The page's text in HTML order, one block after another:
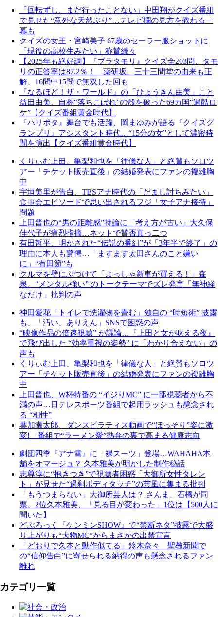
「回転ずし、まだ行ったことない」中田翔がクイズ番組
で見せた“意外な天然ぶり”…テレビ欄の見方を教わる一
幕も
クイズの女王・宮崎美子 67歳のセーラー服ショットに
「現役の高校生みたい」称賛続々
【2025年も絶好調】『ブラタモリ』クイズ全203問、タモ
リの正答率は87.2％！ 薬研坂、三十三間堂の由来も正
解、16問中15問で無双した回も
『なるほど！ザ・ワールド』の「ひょうきん由美」こと
益田由美、自称“落ちこぼれ”の殻を破った69カ国“過酷ロ
ケ”【クイズ番組黄金時代】
『ハリポタ』舞台でも活躍、岡まゆみが語る『クイズグ
ランプリ』アシスタント時代…“15分の女”として濃密時
間を演出【クイズ番組黄金時代】
くりぃむ上田、亀梨和也を「律儀な人」と絶賛もソロツ
アー「チケット販売直後」の結婚発表にファンの複雑胸
中
宇垣美里が告白、TBSアナ時代の「だまし討ちみたい」
食事会エピソードで思い出されるフジ「女子アナ接待」
問題
上田晋也の“男の距離感”持論に「考え方が古い」大久保
佳代子が痛烈指摘…ネットで賛否真っ二つ
有田哲平、明かされた“伝説の番組”が「3年半で終了」の
理由に本人も驚愕…「ますます太田さんのこと嫌い
に」“有田節”も
クルマを壁にぶつけて「よっしゃ新車が買える！」森
泉、“メンタル強い” のトークテーマでズレ発言「無神経
なだけ」批判の声
神田愛花「トイレで洗濯物を畳む」独自の “時短術” 披露
も、「汚い、ありえん」SNSで困惑の声
“映像作品の倍速視聴” が議論…『上田と女が吠える夜』
で飛び出した “効率重視の姿勢” に「わかり合えない」の
声も
くりぃむ上田、亀梨和也を「律儀な人」と絶賛もソロツ
アー「チケット販売直後」の結婚発表にファンの複雑胸
中
上田晋也、W杯特番の “イジりMC” に一部視聴者から不
満の声…日テレスポーツ番組で起用ラッシュも懸念され
る “相性”
葉加瀬太郎、ダンスピラティス動画で“ほっそり”姿に激
変! 番組で“ラーメン愛”熱弁の裏で高まる健康志向
劇団四季『アナ雪』に「裸スーツ」登場…WAHAHA本
舗をオマージュ？ 久本雅美が明かした制作秘話
志尊淳に“抱きつき”で視聴者困惑「大御所女性タレン
ト」が見せた“過剰ボディタッチ”の芸風に集まる批判
「もうつまらない」大御所芸人は？ さんま、石橋が同
票、2位久本雅美、「見る目が変わった」1位は【500人に
聞いた】
どぶろっく『ケンミンSHOW』で“禁断ネタ”披露で大盛
り上がりも“大物MC”からまさかの出禁宣言
「どおりで久本と動作似てる」鈴木奈々 聖教新聞で
の“信仰告白”に寄せられる納得の声も懸念されるファン
離れ
カテゴリ一覧